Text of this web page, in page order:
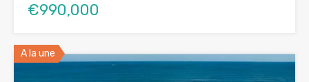
€990,000
A la une